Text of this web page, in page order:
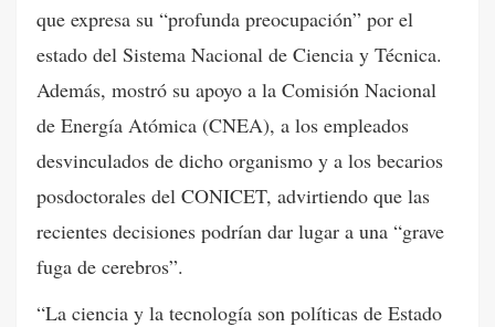
que expresa su “profunda preocupación” por el
estado del Sistema Nacional de Ciencia y Técnica.
Además, mostró su apoyo a la Comisión Nacional
de Energía Atómica (CNEA), a los empleados
desvinculados de dicho organismo y a los becarios
posdoctorales del CONICET, advirtiendo que las
recientes decisiones podrían dar lugar a una “grave
fuga de cerebros”.
“La ciencia y la tecnología son políticas de Estado